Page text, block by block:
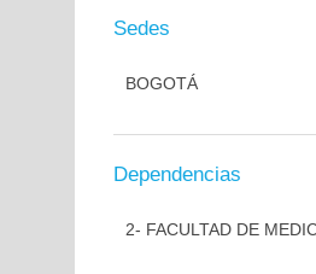
Sedes
BOGOTÁ
Dependencias
2- FACULTAD DE